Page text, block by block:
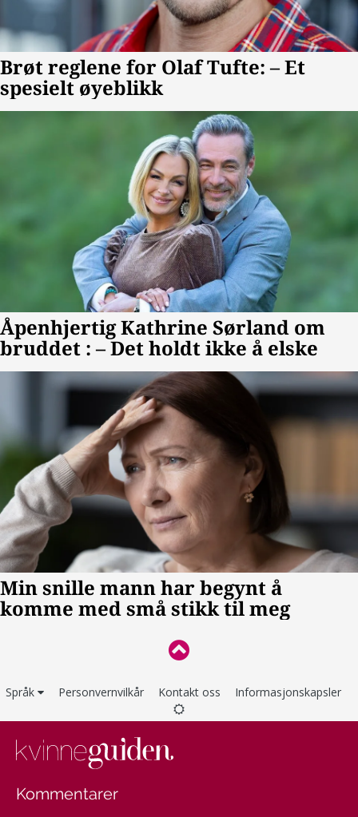
Språk Personvernvilkår Kontakt oss Informasjonskapsler
Kommentarer